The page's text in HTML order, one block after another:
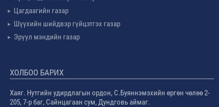
Цагдаагийн газар
Шүүхийн шийдвэр гүйцэтгэх газар
Эрүүл мэндийн газар
ХОЛБОО БАРИХ
Хаяг. Нутгийн удирдлагын ордон, С.Буяннэмэхийн өргөн чөлөө 2-
205, 7-р баг, Сайнцагаан сум, Дундговь аймаг.